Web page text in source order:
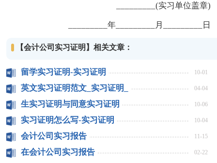
_________(实习单位盖章)
_________年_________月_________日
【会计公司实习证明】相关文章：
留学实习证明-实习证明 10-01
英文实习证明范文_实习证明_ 04-04
生实习证明与同意实习证明 10-06
实习证明怎么写-实习证明 10-04
会计公司实习报告 11-15
在会计公司实习报告 02-22